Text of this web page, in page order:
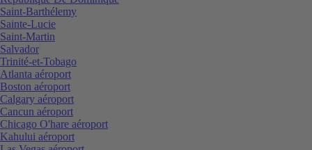
Saint-Barthélemy
Sainte-Lucie
Saint-Martin
Salvador
Trinité-et-Tobago
Atlanta aéroport
Boston aéroport
Calgary aéroport
Cancun aéroport
Chicago O'hare aéroport
Kahului aéroport